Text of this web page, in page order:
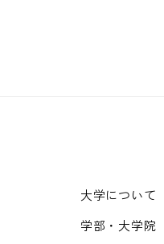
大学について
学部・大学院